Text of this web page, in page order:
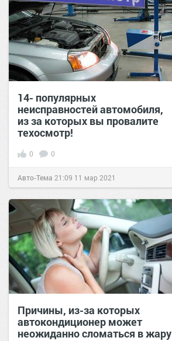
14- популярных
неисправностей автомобиля,
из за которых вы провалите
техосмотр!
0 0
Авто-Тема 21:09 11 мар 2021
Причины, из-за которых
автокондиционер может
неожиданно сломаться в жару